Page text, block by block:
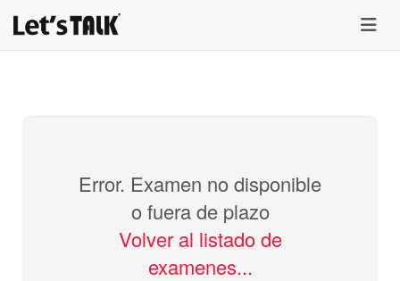
menu
Error. Examen no disponible
o fuera de plazo
Volver al listado de
examenes...